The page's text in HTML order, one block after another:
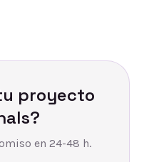
proyecto
?
en 24-48 h.